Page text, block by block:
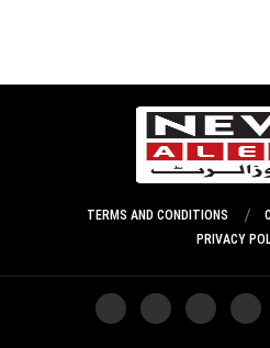
TERMS AND CONDITIONS
PRIVACY